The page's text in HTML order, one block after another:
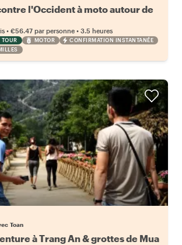
l'Occident à moto autour de
• €56.47 par personne • 3.5 heures
MOTOR
CONFIRMATION INSTANTANÉE
Toan
à Trang An & grottes de Mua